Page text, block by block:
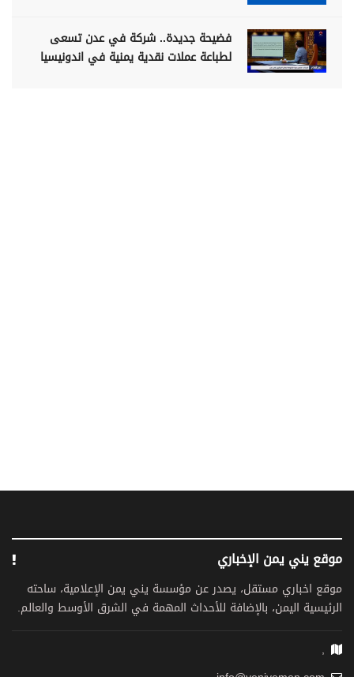
فضيحة جديدة.. شركة في عدن تسعى
لطباعة عملات نقدية يمنية في اندونيسيا
موقع يني يمن الإخباري
موقع اخباري مستقل، يصدر عن مؤسسة يني يمن الإعلامية، ساحته
الرئيسية اليمن، بالإضافة للأحداث المهمة في الشرق الأوسط والعالم.
,